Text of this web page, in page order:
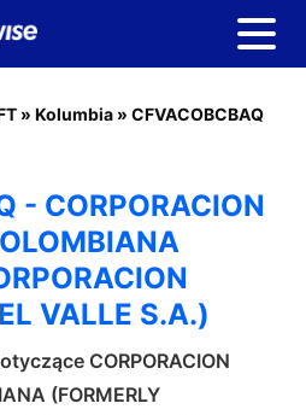
» Kolumbia » CFVACOBCBAQ
- CORPORACION
VALLE S.A.)
CORPORACION
(FORMERLY